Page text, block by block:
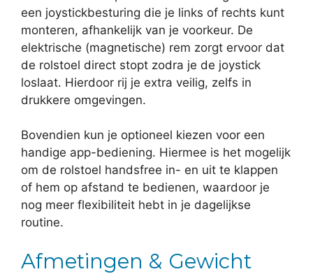
een joystickbesturing die je links of rechts kunt
monteren, afhankelijk van je voorkeur. De
elektrische (magnetische) rem zorgt ervoor dat
de rolstoel direct stopt zodra je de joystick
loslaat. Hierdoor rij je extra veilig, zelfs in
drukkere omgevingen.
Bovendien kun je optioneel kiezen voor een
handige app-bediening. Hiermee is het mogelijk
om de rolstoel handsfree in- en uit te klappen
of hem op afstand te bedienen, waardoor je
nog meer flexibiliteit hebt in je dagelijkse
routine.
Afmetingen & Gewicht